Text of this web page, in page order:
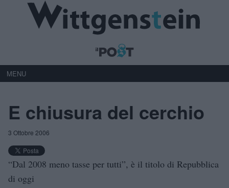
MENU
E chiusura del cerchio
3 Ottobre 2006
“Dal 2008 meno tasse per tutti”, è il titolo di Repubblica
di oggi